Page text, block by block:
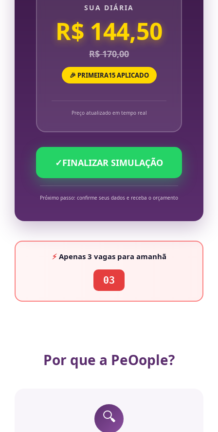
SUA DIÁRIA
R$ 144,50
R$ 170,00
🎉 PRIMEIRA15 APLICADO
Preço atualizado em tempo real
✓FINALIZAR SIMULAÇÃO
Próximo passo: confirme seus dados e receba o orçamento
⚡Apenas 3 vagaspara amanhã
03
Por que a PeOople?
🔍